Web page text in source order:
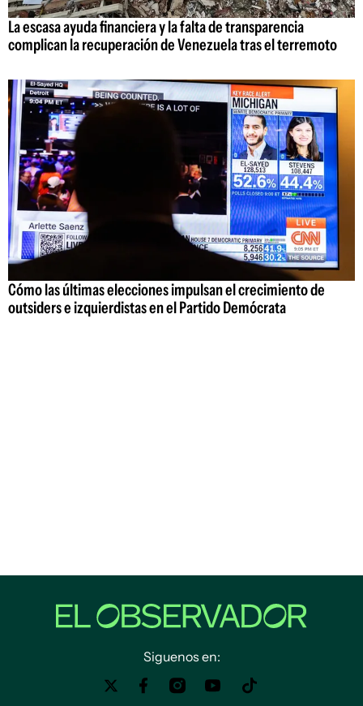
La escasa ayuda financiera y la falta de transparencia
complican la recuperación de Venezuela tras el terremoto
Cómo las últimas elecciones impulsan el crecimiento de
outsiders e izquierdistas en el Partido Demócrata
Siguenos en: